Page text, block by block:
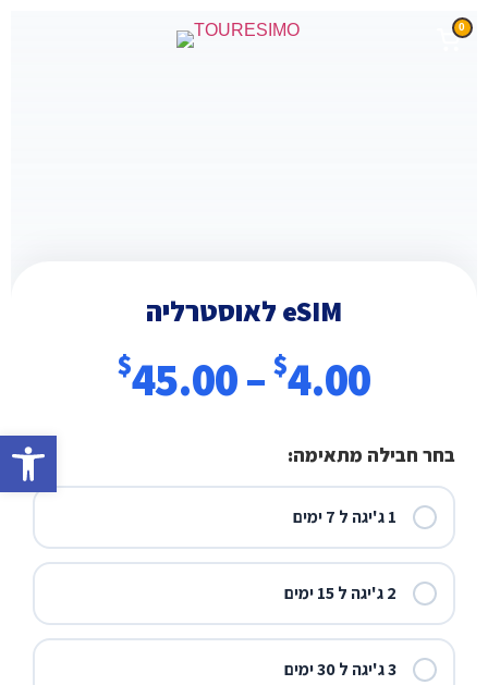
0
eSIM לאוסטרליה
$4.00
–
$45.00
בחר חבילה מתאימה:
1 ג'יגה ל 7 ימים
2 ג'יגה ל 15 ימים
3 ג'יגה ל 30 ימים
פתח